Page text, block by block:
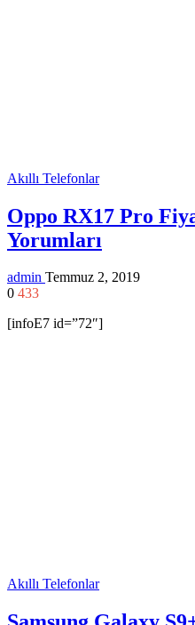
Akıllı Telefonlar
Oppo RX17 Pro
Yorumları
admin Temmuz 2, 2019
0 433
[infoE7 id=”72″]
Akıllı Telefonlar